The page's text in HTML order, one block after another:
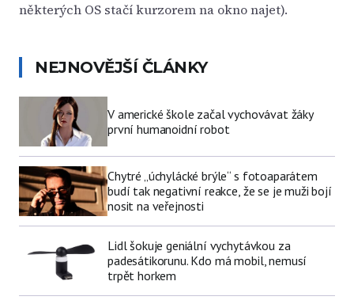
některých OS stačí kurzorem na okno najet).
NEJNOVĚJŠÍ ČLÁNKY
V americké škole začal vychovávat žáky
první humanoidní robot
Chytré „úchylácké brýle“ s fotoaparátem
budí tak negativní reakce, že se je muži bojí
nosit na veřejnosti
Lidl šokuje geniální vychytávkou za
padesátikorunu. Kdo má mobil, nemusí
trpět horkem